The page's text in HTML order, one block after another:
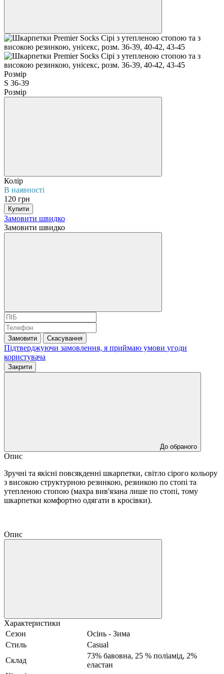
Розмір
S 36-39
Розмір
Колір
В наявності
120 грн
Купити
Замовити швидко
Замовити швидко
Замовити Скасування
Підтверджуючи замовлення, я приймаю умови угоди
користувача
Закрити
До обраного
Опис
Зручні та якісні повсякденні шкарпетки, світло сірого кольору
з високою структурною резинкою, резинкою по стопі та
утепленою стопою (махра вив'язана лише по стопі, тому
шкарпетки комфортно одягати в кросівки).
Опис
Характеристики
Сезон
Осінь - Зима
Стиль
Casual
Склад
73% бавовна, 25 % поліамід, 2%
еластан